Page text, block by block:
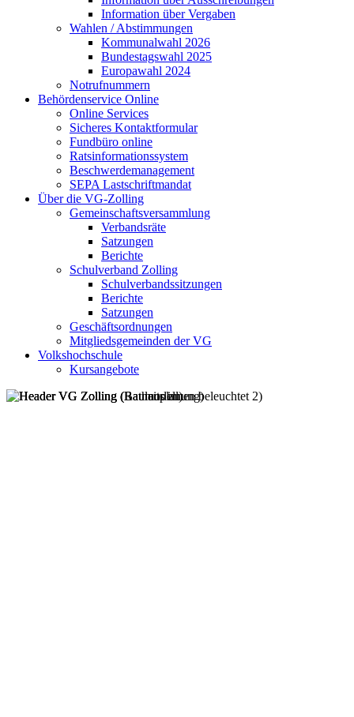
Information über Vergaben
Wahlen / Abstimmungen
Kommunalwahl 2026
Bundestagswahl 2025
Europawahl 2024
Notrufnummern
Behördenservice Online
Online Services
Sicheres Kontaktformular
Fundbüro online
Ratsinformationssystem
Beschwerdemanagement
SEPA Lastschriftmandat
Über die VG-Zolling
Gemeinschaftsversammlung
Verbandsräte
Satzungen
Berichte
Schulverband Zolling
Schulverbandssitzungen
Berichte
Satzungen
Geschäftsordnungen
Mitgliedsgemeinden der VG
Volkshochschule
Kursangebote